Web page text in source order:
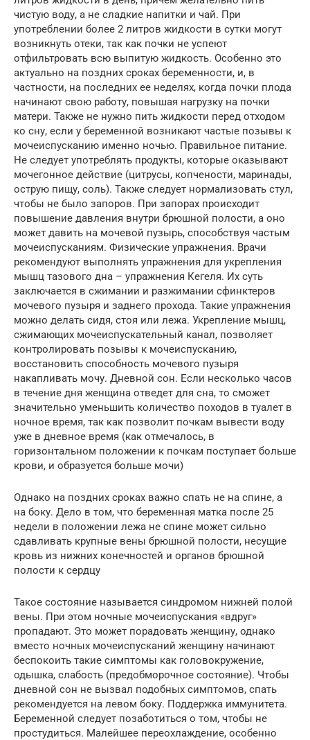
чистую воду, а не сладкие напитки и чай. При
употреблении более 2 литров жидкости в сутки могут
возникнуть отеки, так как почки не успеют
отфильтровать всю выпитую жидкость. Особенно это
актуально на поздних сроках беременности, и, в
частности, на последних ее неделях, когда почки плода
начинают свою работу, повышая нагрузку на почки
матери. Также не нужно пить жидкости перед отходом
ко сну, если у беременной возникают частые позывы к
мочеиспусканию именно ночью. Правильное питание.
Не следует употреблять продукты, которые оказывают
мочегонное действие (цитрусы, копчености, маринады,
острую пищу, соль). Также следует нормализовать стул,
чтобы не было запоров. При запорах происходит
повышение давления внутри брюшной полости, а оно
может давить на мочевой пузырь, способствуя частым
мочеиспусканиям. Физические упражнения. Врачи
рекомендуют выполнять упражнения для укрепления
мышц тазового дна – упражнения Кегеля. Их суть
заключается в сжимании и разжимании сфинктеров
мочевого пузыря и заднего прохода. Такие упражнения
можно делать сидя, стоя или лежа. Укрепление мышц,
сжимающих мочеиспускательный канал, позволяет
контролировать позывы к мочеиспусканию,
восстановить способность мочевого пузыря
накапливать мочу. Дневной сон. Если несколько часов
в течение дня женщина отведет для сна, то сможет
значительно уменьшить количество походов в туалет в
ночное время, так как позволит почкам вывести воду
уже в дневное время (как отмечалось, в
горизонтальном положении к почкам поступает больше
крови, и образуется больше мочи)
Однако на поздних сроках важно спать не на спине, а
на боку. Дело в том, что беременная матка после 25
недели в положении лежа не спине может сильно
сдавливать крупные вены брюшной полости, несущие
кровь из нижних конечностей и органов брюшной
полости к сердцу
Такое состояние называется синдромом нижней полой
вены. При этом ночные мочеиспускания «вдруг»
пропадают. Это может порадовать женщину, однако
вместо ночных мочеиспусканий женщину начинают
беспокоить такие симптомы как головокружение,
одышка, слабость (предобморочное состояние). Чтобы
дневной сон не вызвал подобных симптомов, спать
рекомендуется на левом боку. Поддержка иммунитета.
Беременной следует позаботиться о том, чтобы не
простудиться. Малейшее переохлаждение, особенно